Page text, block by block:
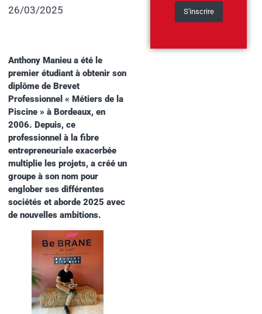
26/03/2025
Anthony Manieu a été le
premier étudiant à obtenir son
diplôme de Brevet
Professionnel « Métiers de la
Piscine » à Bordeaux, en
2006. Depuis, ce
professionnel à la fibre
entrepreneuriale exacerbée
multiplie les projets, a créé un
groupe à son nom pour
englober ses différentes
sociétés et aborde 2025 avec
de nouvelles ambitions.